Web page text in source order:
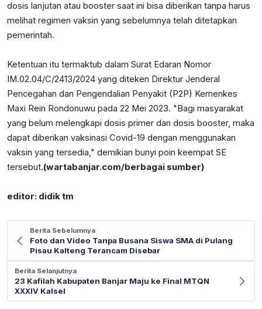
dosis lanjutan atau booster saat ini bisa diberikan tanpa harus
melihat regimen vaksin yang sebelumnya telah ditetapkan
pemerintah.
Ketentuan itu termaktub dalam Surat Edaran Nomor
IM.02.04/C/2413/2024 yang diteken Direktur Jenderal
Pencegahan dan Pengendalian Penyakit (P2P) Kemenkes
Maxi Rein Rondonuwu pada 22 Mei 2023. "Bagi masyarakat
yang belum melengkapi dosis primer dan dosis booster, maka
dapat diberikan vaksinasi Covid-19 dengan menggunakan
vaksin yang tersedia," demikian bunyi poin keempat SE
tersebut.(wartabanjar.com/berbagai sumber)
editor: didik tm
Berita Sebelumnya
Foto dan Video Tanpa Busana Siswa SMA di Pulang
Pisau Kalteng Terancam Disebar
Berita Selanjutnya
23 Kafilah Kabupaten Banjar Maju ke Final MTQN
XXXIV Kalsel